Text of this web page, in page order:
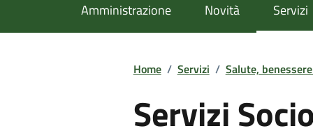
Amministrazione Novità Servizi
Home / Servizi / Salute,
Servizi